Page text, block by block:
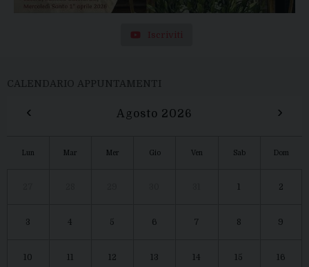
Iscriviti
CALENDARIO APPUNTAMENTI
‹ Agosto 2026 ›
Lun Mar Mer Gio Ven Sab Dom
1 2
3 4 5 6 7 8 9
10 11 12 13 14 15 16